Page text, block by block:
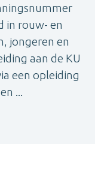
in rouw- en
jongeren en
aan de KU
een opleiding
...